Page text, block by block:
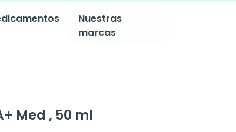
Nuestras
marcas
Med , 50 ml